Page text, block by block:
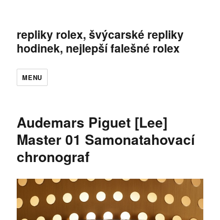
repliky rolex, švýcarské repliky
hodinek, nejlepší falešné rolex
MENU
Audemars Piguet [Lee]
Master 01 Samonatahovací
chronograf